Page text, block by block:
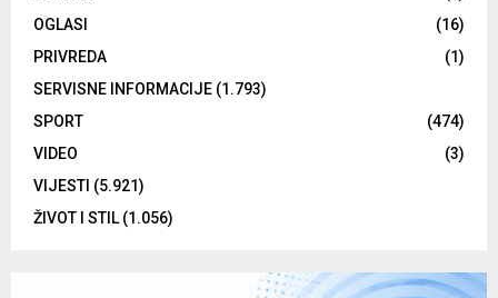
OGLASI
(16)
PRIVREDA
(1)
SERVISNE INFORMACIJE (1.793)
SPORT
(474)
VIDEO
(3)
VIJESTI (5.921)
ŽIVOT I STIL (1.056)